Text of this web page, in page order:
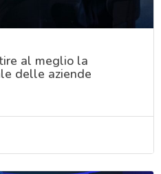
al meglio la
delle aziende